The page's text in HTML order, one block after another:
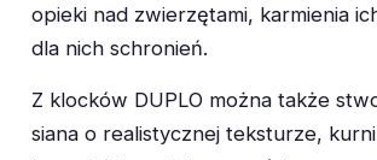
opieki nad zwierzętami, karmienia
dla nich schronień.
Z klocków DUPLO można także
siana o realistycznej teksturze,